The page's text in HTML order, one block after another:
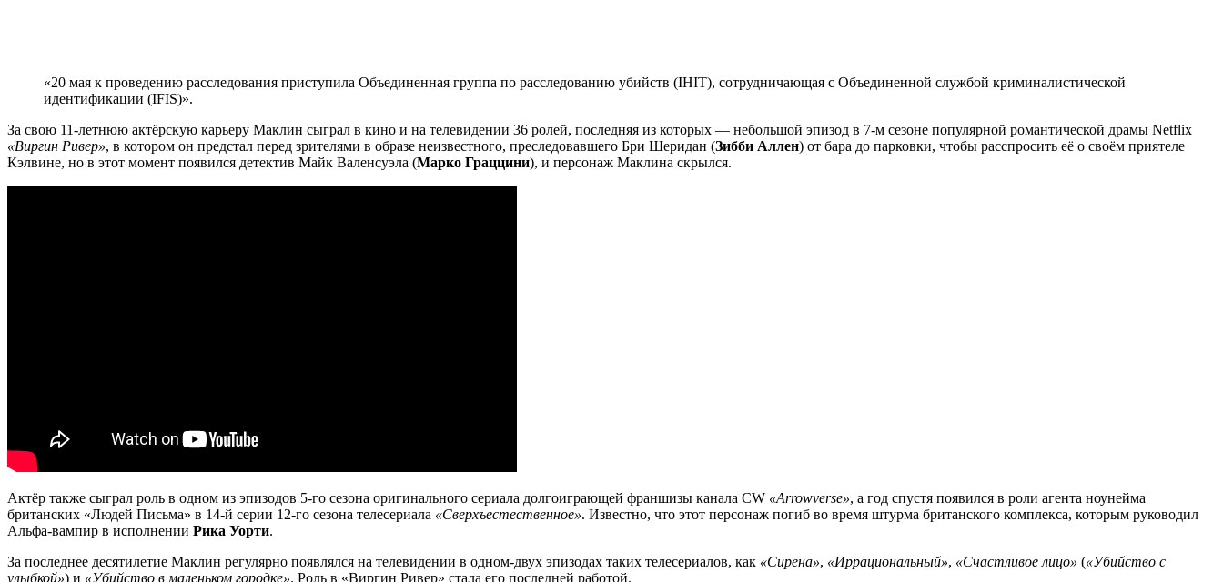
«20 мая к проведению расследования приступила Объединенная группа по расследованию убийств (IHIT), сотрудничающая с Объединенной службой криминалистической
идентификации (IFIS)».
За свою 11-летнюю актёрскую карьеру Маклин сыграл в кино и на телевидении 36 ролей, последняя из которых — небольшой эпизод в 7-м сезоне популярной романтической драмы Netflix
«Виргин Ривер», в котором он предстал перед зрителями в образе неизвестного, преследовавшего Бри Шеридан (Зибби Аллен) от бара до парковки, чтобы расспросить её о своём приятеле
Кэлвине, но в этот момент появился детектив Майк Валенсуэла (Марко Граццини), и персонаж Маклина скрылся.
Актёр также сыграл роль в одном из эпизодов ​​5-го сезона оригинального сериала долгоиграющей франшизы канала CW «Arrowverse», а год спустя появился в роли агента ноунейма
британских «Людей Письма» в 14-й серии 12-го сезона телесериала «Сверхъестественное». Известно, что этот персонаж погиб во время штурма британского комплекса, которым руководил
Альфа-вампир в исполнении Рика Уорти.
За последнее десятилетие Маклин регулярно появлялся на телевидении в одном-двух эпизодах таких телесериалов, как «Сирена», «Иррациональный», «Счастливое лицо» («Убийство с
улыбкой») и «Убийство в маленьком городке». Роль в «Виргин Ривер» стала его последней работой.